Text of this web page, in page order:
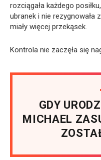
rozciągała każdego
ubranek i nie rezygnowała
miały więcej przekąsek.
Kontrola nie zaczęła się
GDY
MICHAEL